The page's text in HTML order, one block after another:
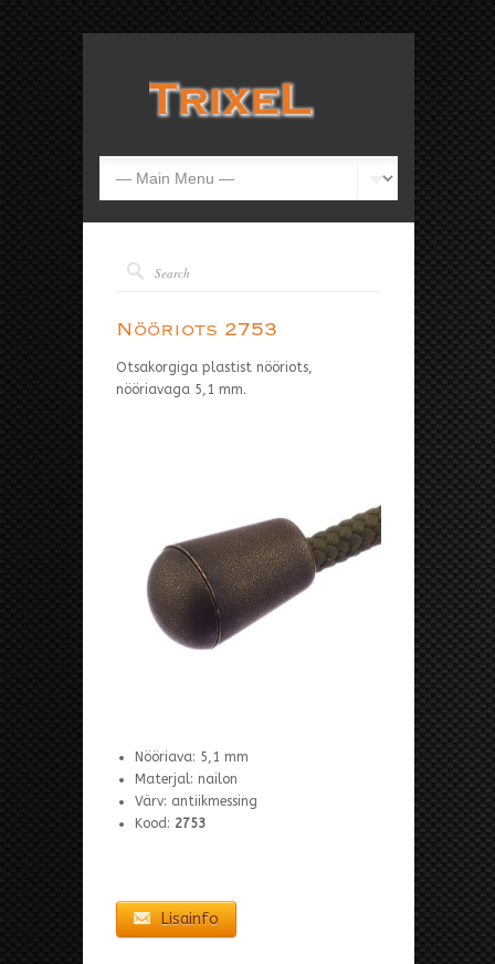
Nööriots 2753
Otsakorgiga plastist nööriots,
nööriavaga 5,1 mm.
Nööriava: 5,1 mm
Materjal: nailon
Värv: antiikmessing
Kood: 2753
Lisainfo